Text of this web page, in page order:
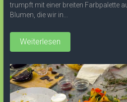
trumpft mit einer breiten Farbpalette
Blumen, die wir in...
Weiterlesen